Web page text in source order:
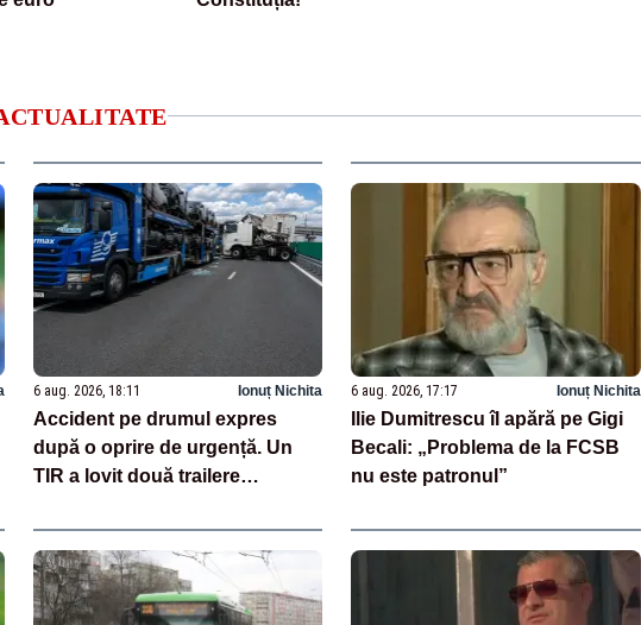
6 aug. 2026, 18:11 Ionuț Nichita
Accident pe drumul expres
după o oprire de urgență. Un
TIR a lovit două trailere
6 aug. 2026, 17:17 Ionuț Nichita
Ilie Dumitrescu îl apără pe Gigi
Becali: „Problema de la FCSB
nu este patronul”